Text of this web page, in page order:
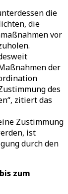
die
die
vor
der
des
zitiert das
Zustimmung
ist
durch den
zum